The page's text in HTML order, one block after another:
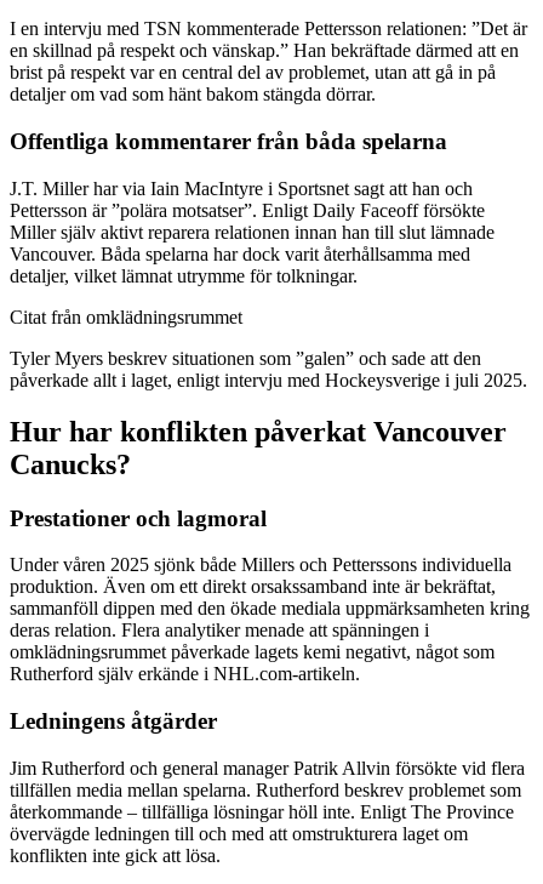
I en intervju med TSN kommenterade Pettersson relationen: ”Det är
en skillnad på respekt och vänskap.” Han bekräftade därmed att en
brist på respekt var en central del av problemet, utan att gå in på
detaljer om vad som hänt bakom stängda dörrar.
Offentliga kommentarer från båda spelarna
J.T. Miller har via Iain MacIntyre i Sportsnet sagt att han och
Pettersson är ”polära motsatser”. Enligt Daily Faceoff försökte
Miller själv aktivt reparera relationen innan han till slut lämnade
Vancouver. Båda spelarna har dock varit återhållsamma med
detaljer, vilket lämnat utrymme för tolkningar.
Citat från omklädningsrummet
Tyler Myers beskrev situationen som ”galen” och sade att den
påverkade allt i laget, enligt intervju med Hockeysverige i juli 2025.
Hur har konflikten påverkat Vancouver
Canucks?
Prestationer och lagmoral
Under våren 2025 sjönk både Millers och Petterssons individuella
produktion. Även om ett direkt orsakssamband inte är bekräftat,
sammanföll dippen med den ökade mediala uppmärksamheten kring
deras relation. Flera analytiker menade att spänningen i
omklädningsrummet påverkade lagets kemi negativt, något som
Rutherford själv erkände i NHL.com-artikeln.
Ledningens åtgärder
Jim Rutherford och general manager Patrik Allvin försökte vid flera
tillfällen media mellan spelarna. Rutherford beskrev problemet som
återkommande – tillfälliga lösningar höll inte. Enligt The Province
övervägde ledningen till och med att omstrukturera laget om
konflikten inte gick att lösa.